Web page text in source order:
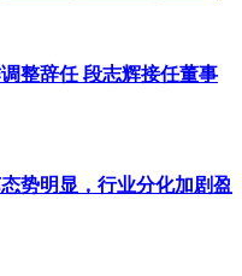
整辞任 段志辉接任董事
势明显，行业分化加剧盈